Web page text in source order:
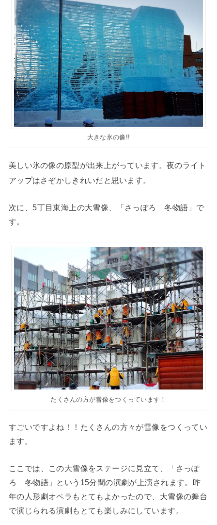
大きな氷の像!!
美しい氷の像の原型が出来上がっています。夜のライト
アップはさぞかしきれいだと思います。
次に、5丁目東海上の大雪像、「さっぽろ 冬物語」で
す。
たくさんの方が雪像をつくっています！
すごいですよね！！たくさんの方々が雪像をつくってい
ます。
ここでは、この大雪像をステージに見立て、「さっぽ
ろ 冬物語」という15分間の演劇が上演されます。昨
年の人形劇オペラもとてもよかったので、大雪像の舞台
で演じられる演劇もとても楽しみにしています。